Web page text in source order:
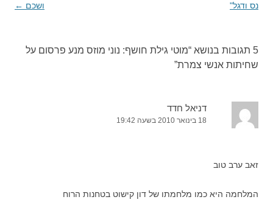
בפוסטים
נס ודגל"
ושכם ←
5 תגובות בנושא “
מוטי גילת חושף: נוני מוזס מנע פרסום על
שחיתות אנשי צמרת”
דניאל חדד
18 בינואר 2010 בשעה 19:42
זאב ערב טוב
המלחמה היא כמו מלחמתו של דון קישוט בטחנות הרוח